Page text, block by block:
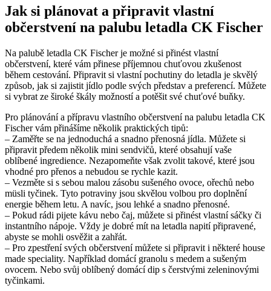
Jak si plánovat a připravit vlastní
občerstvení na palubu letadla CK Fischer
Na palubě letadla CK Fischer je možné si přinést vlastní
občerstvení, které vám přinese příjemnou chuťovou zkušenost
během cestování. Připravit si vlastní pochutiny do letadla je skvělý
způsob, jak si zajistit jídlo podle svých představ a preferencí. Můžete
si vybrat ze široké škály možností a potěšit své chuťové buňky.
Pro plánování a přípravu vlastního občerstvení na palubu letadla CK
Fischer vám přinášíme několik praktických tipů:
– Zaměřte se na jednoduchá a snadno přenosná jídla. Můžete si
připravit předem několik mini sendvičů, které obsahují vaše
oblíbené ingredience. Nezapomeňte však zvolit takové, které jsou
vhodné pro přenos a nebudou se rychle kazit.
– Vezměte si s sebou malou zásobu sušeného ovoce, ořechů nebo
müsli tyčinek. Tyto potraviny jsou skvělou volbou pro doplnění
energie během letu. A navíc, jsou lehké a snadno přenosné.
– Pokud rádi pijete kávu nebo čaj, můžete si přinést vlastní sáčky či
instantního nápoje. Vždy je dobré mít na letadla napití připravené,
abyste se mohli osvěžit a zahřát.
– Pro zpestření svých občerstvení můžete si připravit i některé house
made speciality. Například domácí granolu s medem a sušeným
ovocem. Nebo svůj oblíbený domácí dip s čerstvými zeleninovými
tyčinkami.